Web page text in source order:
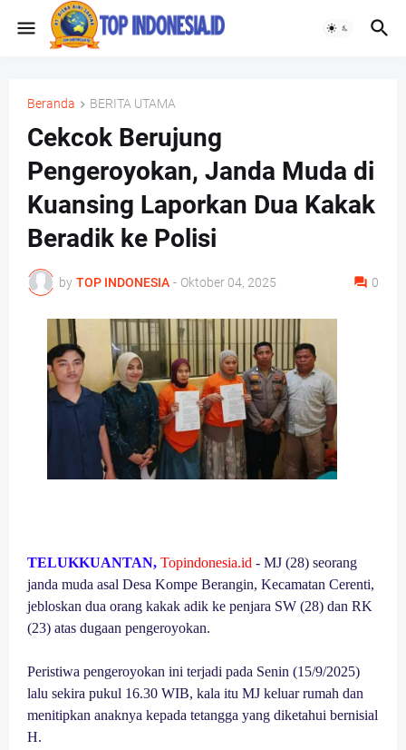
Beranda BERITA UTAMA
Cekcok Berujung
Pengeroyokan, Janda Muda di
Kuansing Laporkan Dua Kakak
Beradik ke Polisi
by TOP INDONESIA - Oktober 04, 2025 0
TELUKKUANTAN, Topindonesia.id - MJ (28) seorang
janda muda asal Desa Kompe Berangin, Kecamatan Cerenti,
jebloskan dua orang kakak adik ke penjara SW (28) dan RK
(23) atas dugaan pengeroyokan.
Peristiwa pengeroyokan ini terjadi pada Senin (15/9/2025)
lalu sekira pukul 16.30 WIB, kala itu MJ keluar rumah dan
menitipkan anaknya kepada tetangga yang diketahui bernisial
H.